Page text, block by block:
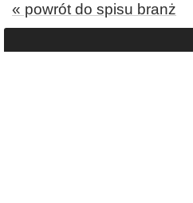
« powrót do spisu branż